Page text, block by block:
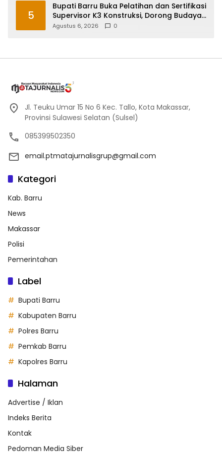
5
Bupati Barru Buka Pelatihan dan Sertifikasi
Supervisor K3 Konstruksi, Dorong Budaya
Zero Accident
Agustus 6, 2026 0
Jl. Teuku Umar 15 No 6 Kec. Tallo, Kota Makassar,
Provinsi Sulawesi Selatan (Sulsel)
085399502350
email.ptmatajurnalisgrup@gmail.com
Kategori
Kab. Barru
News
Makassar
Polisi
Pemerintahan
Label
Bupati Barru
Kabupaten Barru
Polres Barru
Pemkab Barru
Kapolres Barru
Halaman
Advertise / Iklan
Indeks Berita
Kontak
Pedoman Media Siber